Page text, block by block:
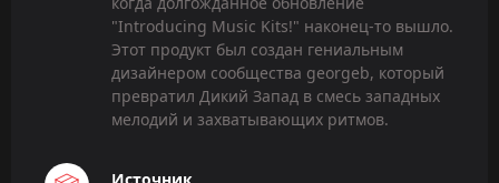
"Introducing Music Kits!" наконец-то вышло.
Этот продукт был создан гениальным
дизайнером сообщества georgeb, который
превратил Дикий Запад в смесь западных
мелодий и захватывающих ритмов.